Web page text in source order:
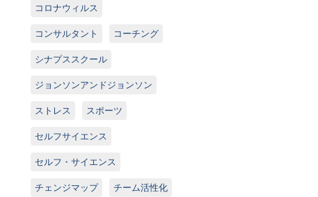
コロナウィルス
コンサルタント コーチング
シナプススクール
ジョンソンアンドジョンソン
ストレス スポーツ
セルフサイエンス
セルフ・サイエンス
チェンジマップ チーム活性化